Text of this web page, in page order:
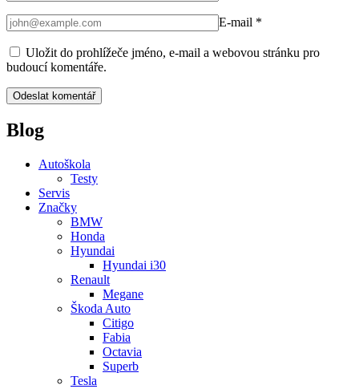
E-mail *
Uložit do prohlížeče jméno, e-mail a webovou stránku pro
budoucí komentáře.
Blog
Autoškola
Testy
Servis
Značky
BMW
Honda
Hyundai
Hyundai i30
Renault
Megane
Škoda Auto
Citigo
Fabia
Octavia
Superb
Tesla